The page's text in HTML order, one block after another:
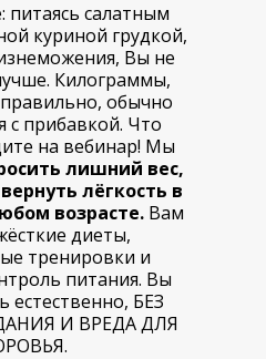
питаясь салатным
куриной грудкой,
Вы не
Килограммы,
обычно
с прибавкой. Что
на вебинар! Мы
лишний вес,
лёгкость в
возрасте. Вам
диеты,
тренировки и
питания. Вы
естественно, БЕЗ
И ВРЕДА ДЛЯ